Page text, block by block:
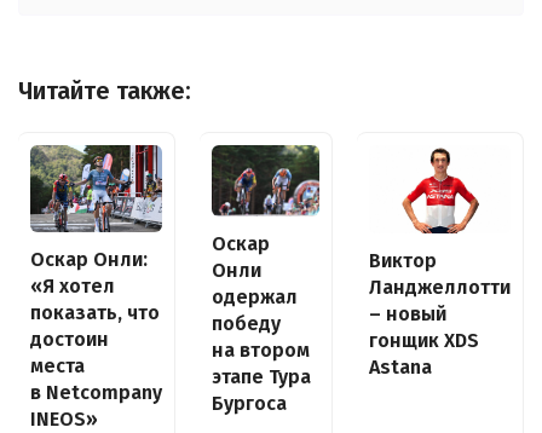
Читайте также:
Оскар Онли:
«Я хотел
показать, что
достоин
места
в Netcompany
INEOS»
Оскар
Онли
одержал
победу
на втором
этапе Тура
Бургоса
Виктор
Ланджеллотти
– новый
гонщик XDS
Astana